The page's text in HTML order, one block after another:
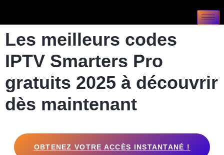
Les meilleurs codes
IPTV Smarters Pro
gratuits 2025 à découvrir
dès maintenant
OBTENEZ VOTRE ACCÈS INSTANTANÉ !